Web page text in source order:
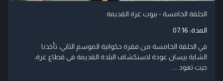
الحلقة الخامسة - بيوت غزة القديمة
المدة: 07:16
في الحلقة الخامسة من فقرة حكواتية الموسم الثاني، تأخذنا
الشابة بيسان عودة لاستكشاف البلدة القديمة في قطاع غزة،
حيث تعود ....